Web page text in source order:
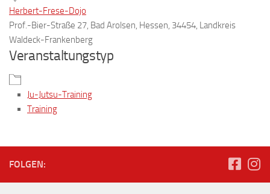
Herbert-Frese-Dojo
Prof.-Bier-Straße 27, Bad Arolsen, Hessen, 34454, Landkreis
Waldeck-Frankenberg
Veranstaltungstyp
Ju-Jutsu-Training
Training
FOLGEN: